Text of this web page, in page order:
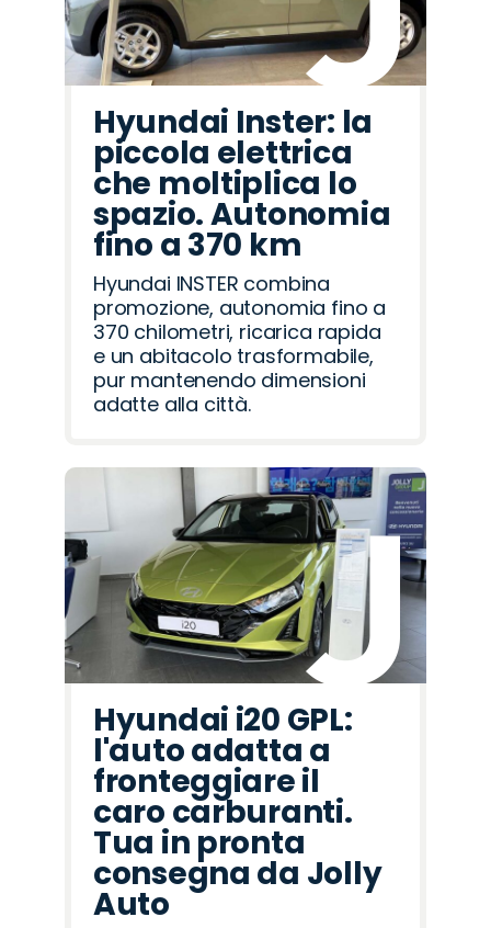
Hyundai Inster: la
piccola elettrica
che moltiplica lo
spazio. Autonomia
fino a 370 km
Hyundai INSTER combina
promozione, autonomia fino a
370 chilometri, ricarica rapida
e un abitacolo trasformabile,
pur mantenendo dimensioni
adatte alla città.
Hyundai i20 GPL:
l'auto adatta a
fronteggiare il
caro carburanti.
Tua in pronta
consegna da Jolly
Auto